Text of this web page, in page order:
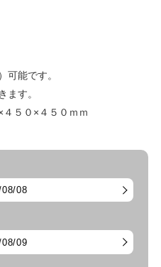
可能です。
ます。
５０×４５０ｍｍ
08/08
08/09